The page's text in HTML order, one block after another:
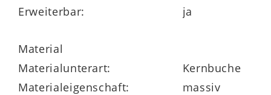
Erweiterbar:
ja
Material
Materialunterart:
Kernbuche
Materialeigenschaft:
massiv